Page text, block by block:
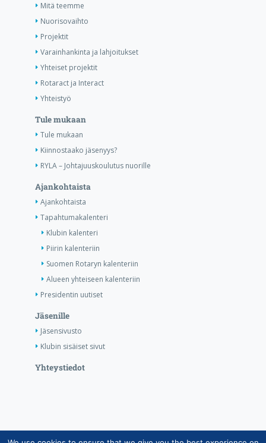
Mitä teemme
Nuorisovaihto
Projektit
Varainhankinta ja lahjoitukset
Yhteiset projektit
Rotaract ja Interact
Yhteistyö
Tule mukaan
Tule mukaan
Kiinnostaako jäsenyys?
RYLA – Johtajuuskoulutus nuorille
Ajankohtaista
Ajankohtaista
Tapahtumakalenteri
Klubin kalenteri
Piirin kalenteriin
Suomen Rotaryn kalenteriin
Alueen yhteiseen kalenteriin
Presidentin uutiset
Jäsenille
Jäsensivusto
Klubin sisäiset sivut
Yhteystiedot